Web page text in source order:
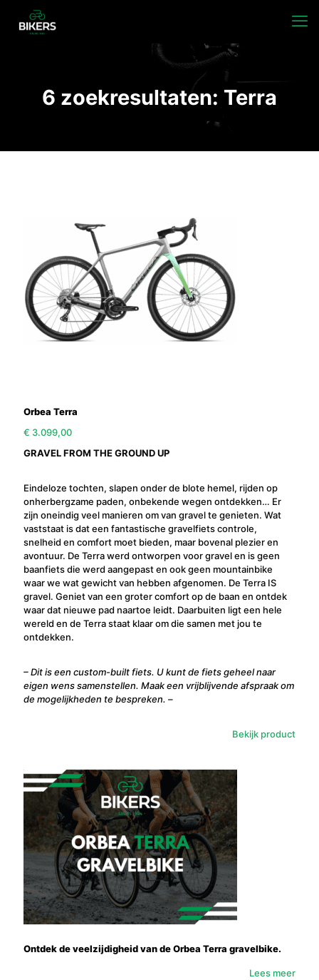
6 zoekresultaten: Terra
Orbea Terra
€ 3.099,00
GRAVEL FROM THE GROUND UP
Eindeloze tochten, slapen onder de blote hemel, rijden op
onherbergzame paden, onbekende wegen ontdekken… Er
zijn oneindig veel manieren om van gravel te genieten. Wat
vaststaat is dat een fantastische gravelfiets controle,
snelheid en comfort moet bieden, maar bovenal plezier en
avontuur. De Terra werd ontworpen voor gravel en is geen
baanfiets die werd aangepast en ook geen mountainbike
waar we wat gewicht van hebben afgenomen. De Terra IS
gravel. Geniet van een groter comfort op de baan en ontdek
waar dat nieuwe pad naartoe leidt. Daarbuiten ligt een hele
wereld en de Terra staat klaar om die samen met jou te
ontdekken.
– Dit is een custom-built fiets. U kunt de fiets geheel naar
eigen wens samenstellen. Maak een vrijblijvende afspraak om
de mogelijkheden te bespreken. –
Bekijk product
Ontdek de veelzijdigheid van de Orbea Terra gravelbike.
Lees meer